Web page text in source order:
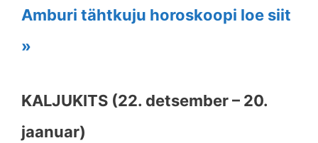
Amburi tähtkuju horoskoopi loe siit
»
KALJUKITS (22. detsember – 20.
jaanuar)